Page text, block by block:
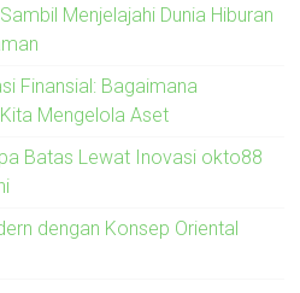
Menjelajahi Dunia Hiburan
Finansial: Bagaimana
Mengelola Aset
Batas Lewat Inovasi okto88
dengan Konsep Oriental